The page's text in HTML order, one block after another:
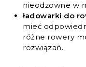
nieodzowne w
ładowarki do
mieć
różne rowery
rozwiązań.